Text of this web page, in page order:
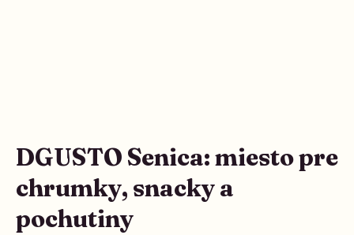
DGUSTO Senica: miesto pre
chrumky, snacky a
pochutiny